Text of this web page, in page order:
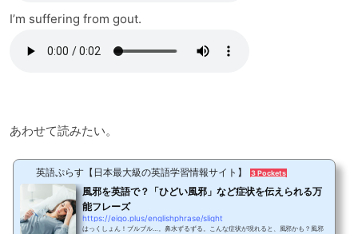
I’m suffering from gout.
あわせて読みたい。
英語ぷらす【日本最大級の英語学習情報サイト】 3 Pockets
風邪を英語で？「ひどい風邪」など症状を伝えられる万
能フレーズ
https://eigo.plus/englishphrase/slight
はっくしょん！ブルブル…。鼻水ずるずる。こんな症状が現れると、風邪かも？風邪